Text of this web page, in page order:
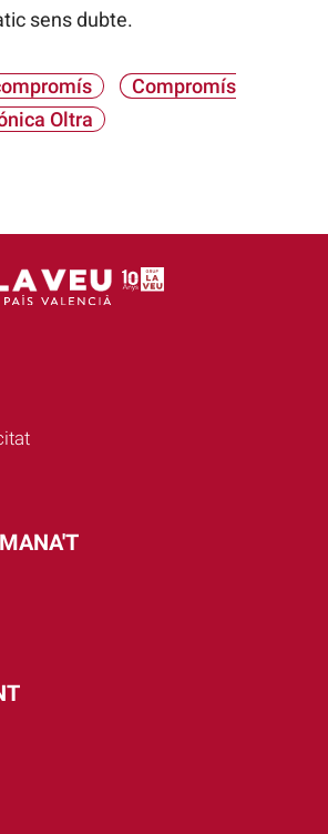
sens dubte.
Compromís
Oltra